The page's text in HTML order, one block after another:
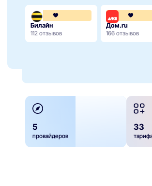
3.6
Билайн
112 отзывов
Дом.ru
166 отзывов
5
провайдеров
33